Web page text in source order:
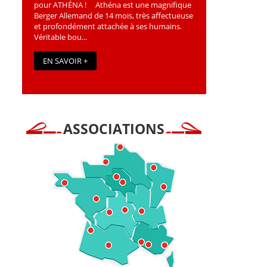
pour ATHÉNA ! Athéna est une magniﬁque
Berger Allemand de 14 mois, très affectueuse
et profondément attachée à ses humains.
Véritable bou...
EN SAVOIR +
ASSOCIATIONS